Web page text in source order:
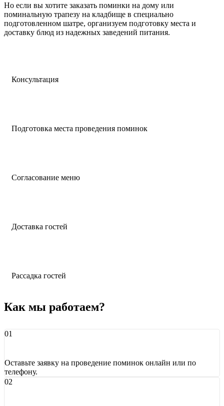
Но если вы хотите заказать поминки на дому или
поминальную трапезу на кладбище в специально
подготовленном шатре, организуем подготовку места и
доставку блюд из надежных заведений питания.
Консультация
Подготовка места проведения поминок
Согласование меню
Доставка гостей
Рассадка гостей
Как мы работаем?
Оставьте заявку на проведение поминок онлайн или по
телефону.